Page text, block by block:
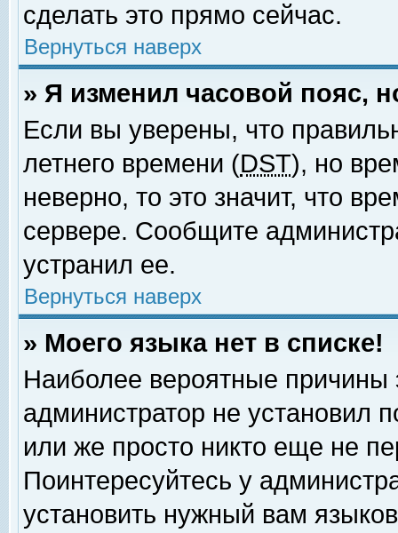
сделать это прямо сейчас.
Вернуться наверх
» Я изменил часовой пояс,
Если вы уверены, что
летнего времени (DST), но
неверно, то это значит, что
сервере. Сообщите
устранил ее.
Вернуться наверх
» Моего языка нет в списке!
Наиболее вероятные причины
администратор не установил
или же просто никто еще не
Поинтересуйтесь у
установить нужный вам